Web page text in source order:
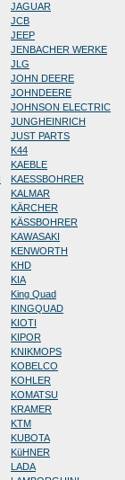
JAGUAR
JCB
JEEP
JENBACHER WERKE
JLG
JOHN DEERE
JOHNDEERE
JOHNSON ELECTRIC
JUNGHEINRICH
JUST PARTS
K44
KAEBLE
KAESSBOHRER
KALMAR
KÄRCHER
KÄSSBOHRER
KAWASAKI
KENWORTH
KHD
KIA
King Quad
KINGQUAD
KIOTI
KIPOR
KNIKMOPS
KOBELCO
KOHLER
KOMATSU
KRAMER
KTM
KUBOTA
KüHNER
LADA